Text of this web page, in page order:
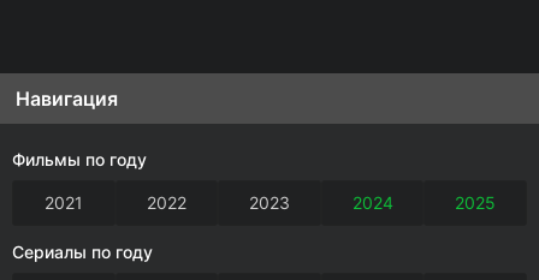
Навигация
Фильмы по году
2021 2022 2023 2024 2025
Сериалы по году